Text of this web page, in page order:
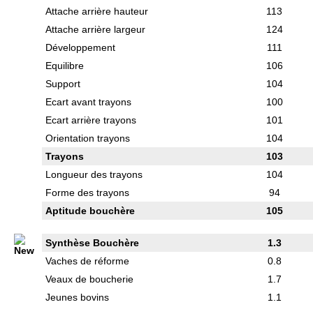
Attache arrière hauteur
113
Attache arrière largeur
124
Développement
111
Equilibre
106
Support
104
Ecart avant trayons
100
Ecart arrière trayons
101
Orientation trayons
104
Trayons
103
Longueur des trayons
104
Forme des trayons
94
Aptitude bouchère
105
Synthèse Bouchère
1.3
Vaches de réforme
0.8
Veaux de boucherie
1.7
Jeunes bovins
1.1